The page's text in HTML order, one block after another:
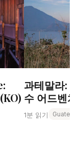
과테말라:
수 어드벤
1분 읽기